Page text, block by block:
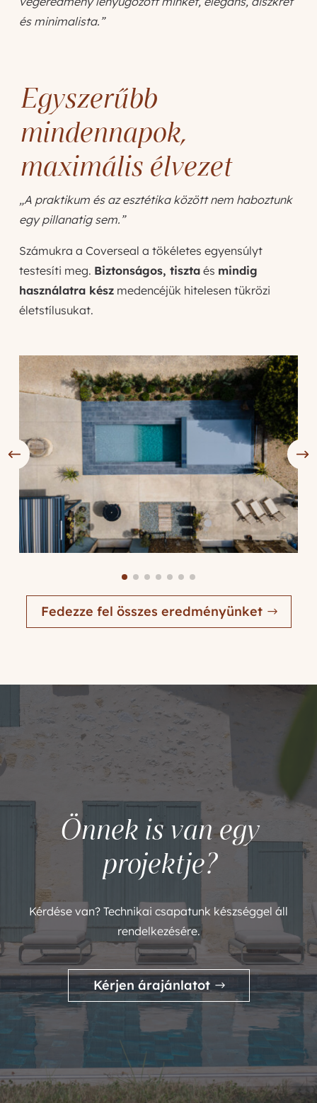
és minimalista.”
Egyszerűbb
mindennapok,
maximális élvezet
„A praktikum és az esztétika között nem haboztunk
egy pillanatig sem.”
Számukra a Coverseal a tökéletes egyensúlyt
testesíti meg. Biztonságos, tisztaés mindig
használatra készmedencéjük hitelesen tükrözi
életstílusukat.
Fedezze fel összes eredményünket
Önnek is van egy
projektje?
Kérdése van? Technikai csapatunk készséggel áll
rendelkezésére.
Kérjen árajánlatot